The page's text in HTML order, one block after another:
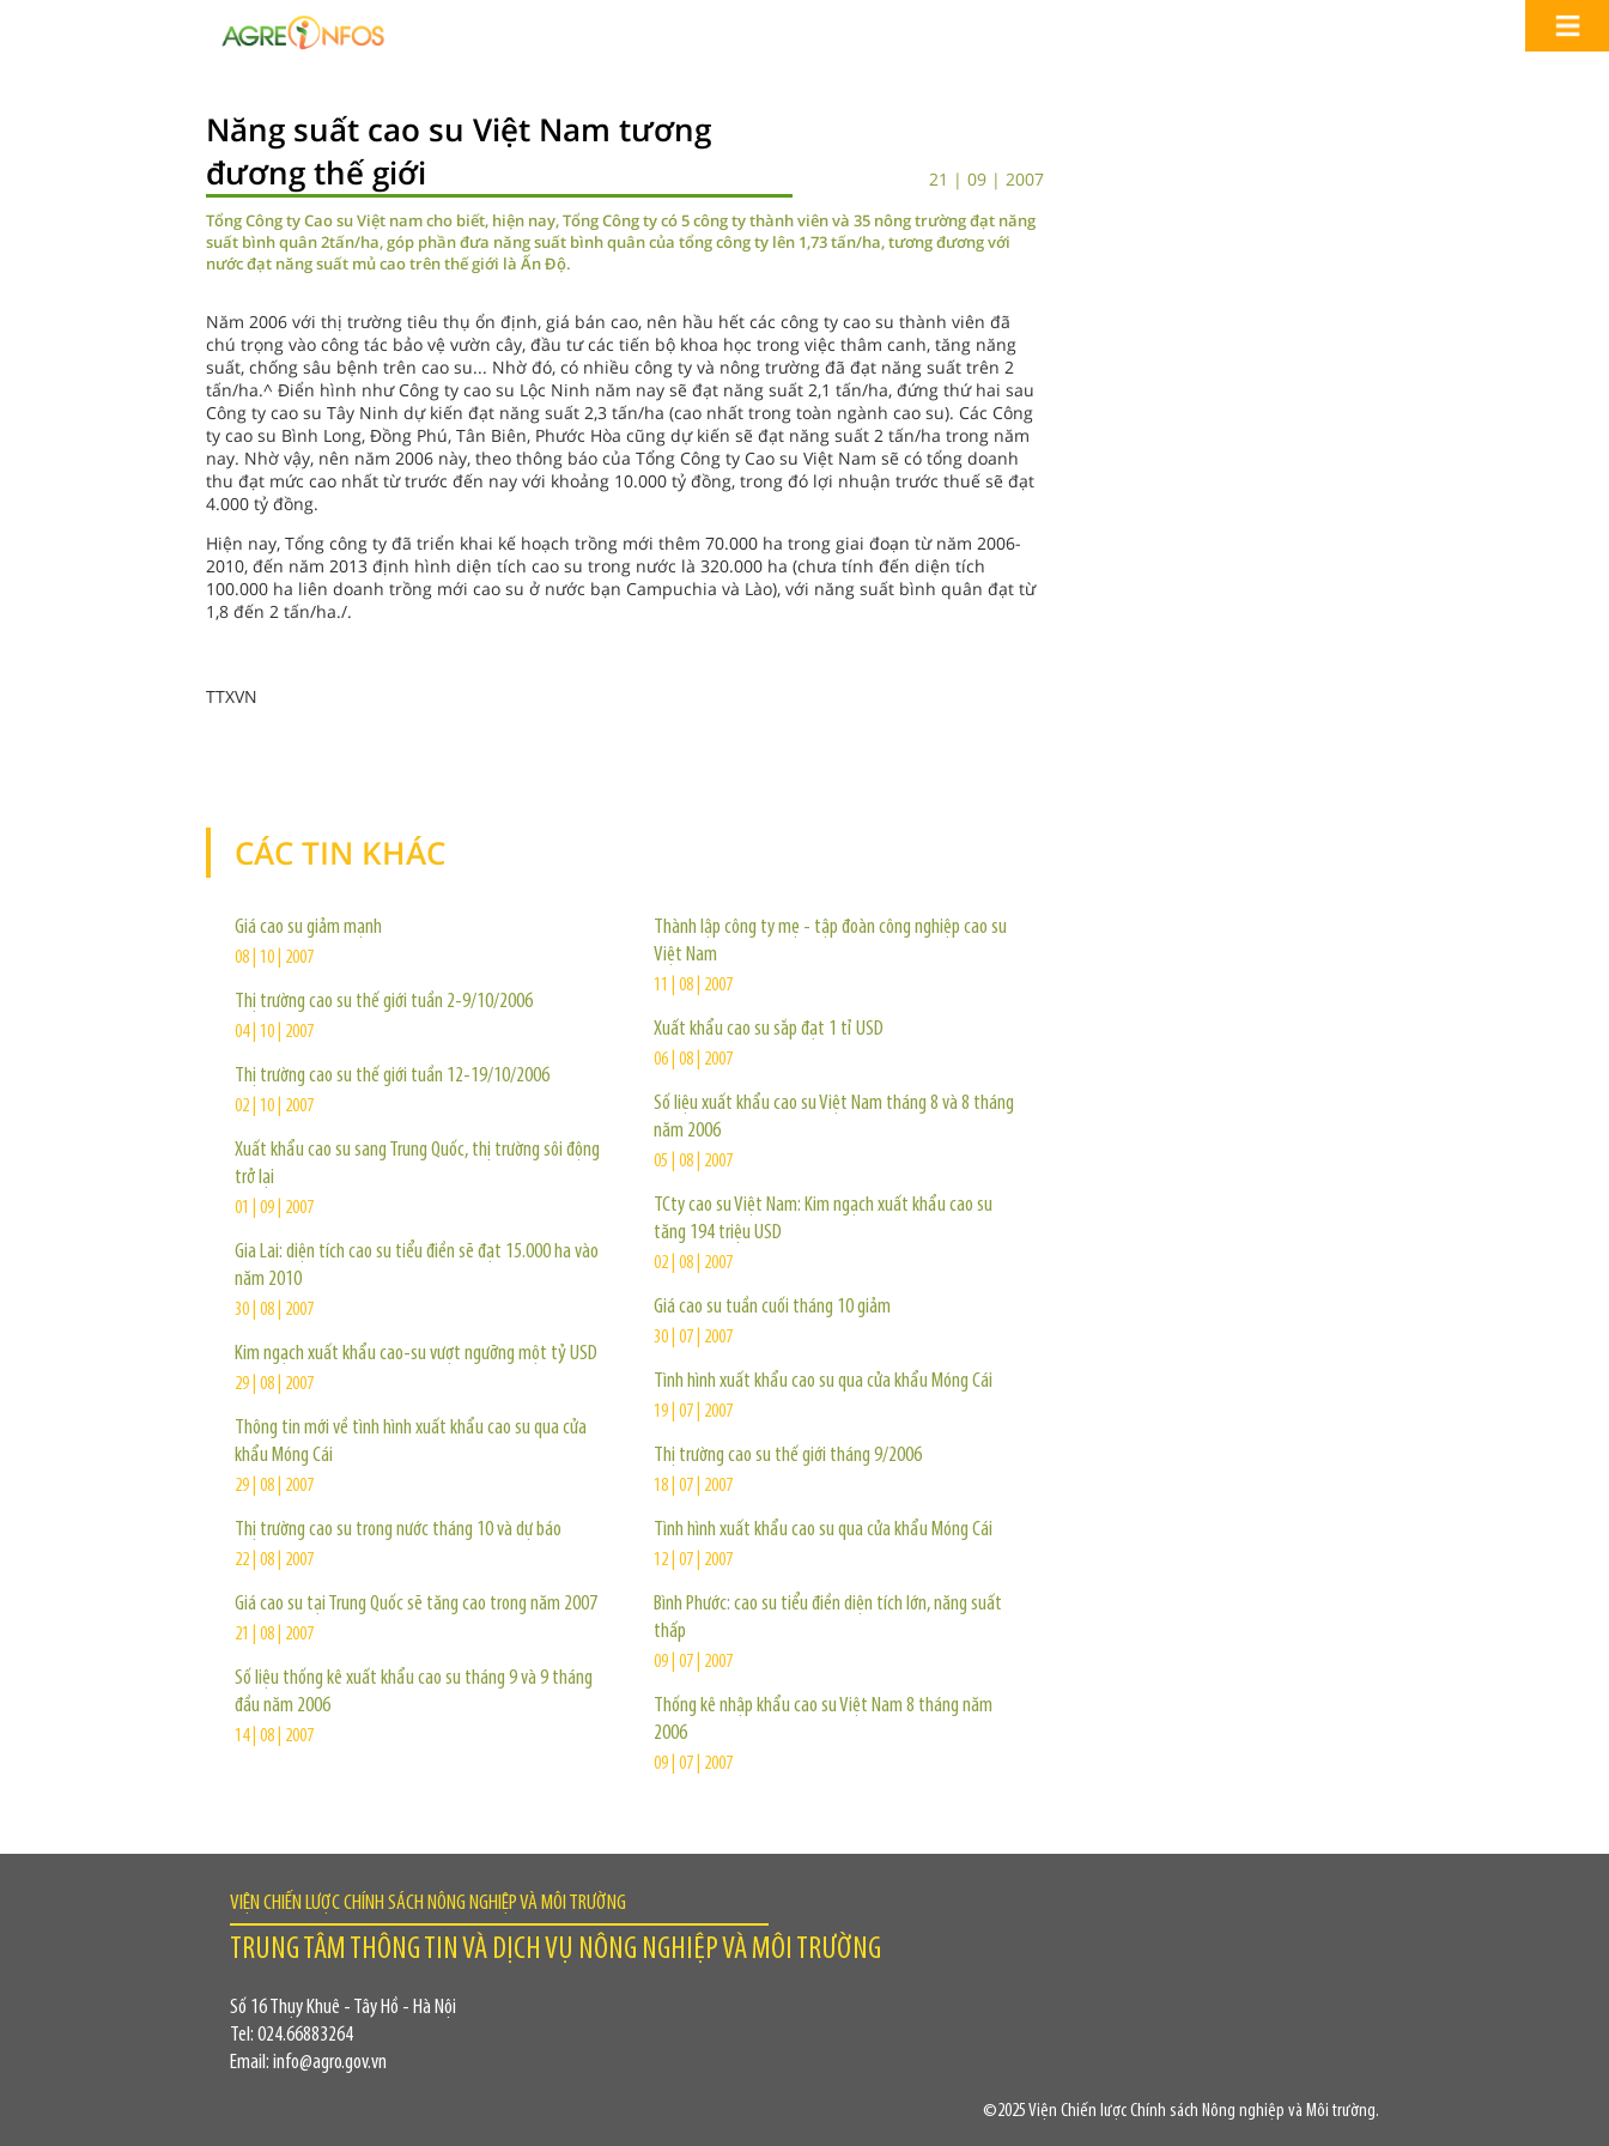
Năng suất cao su Việt Nam tương
đương thế giới
21 | 09 | 2007
Tổng Công ty Cao su Việt nam cho biết, hiện nay, Tổng Công ty có 5 công ty thành viên và 35 nông trường đạt năng
suất bình quân 2tấn/ha, góp phần đưa năng suất bình quân của tổng công ty lên 1,73 tấn/ha, tương đương với
nước đạt năng suất mủ cao trên thế giới là Ấn Độ.
Năm 2006 với thị trường tiêu thụ ổn định, giá bán cao, nên hầu hết các công ty cao su thành viên đã
chú trọng vào công tác bảo vệ vườn cây, đầu tư các tiến bộ khoa học trong việc thâm canh, tăng năng
suất, chống sâu bệnh trên cao su... Nhờ đó, có nhiều công ty và nông trường đã đạt năng suất trên 2
tấn/ha.^ Điển hình như Công ty cao su Lộc Ninh năm nay sẽ đạt năng suất 2,1 tấn/ha, đứng thứ hai sau
Công ty cao su Tây Ninh dự kiến đạt năng suất 2,3 tấn/ha (cao nhất trong toàn ngành cao su). Các Công
ty cao su Bình Long, Đồng Phú, Tân Biên, Phước Hòa cũng dự kiến sẽ đạt năng suất 2 tấn/ha trong năm
nay. Nhờ vậy, nên năm 2006 này, theo thông báo của Tổng Công ty Cao su Việt Nam sẽ có tổng doanh
thu đạt mức cao nhất từ trước đến nay với khoảng 10.000 tỷ đồng, trong đó lợi nhuận trước thuế sẽ đạt
4.000 tỷ đồng.
Hiện nay, Tổng công ty đã triển khai kế hoạch trồng mới thêm 70.000 ha trong giai đoạn từ năm 2006-
2010, đến năm 2013 định hình diện tích cao su trong nước là 320.000 ha (chưa tính đến diện tích
100.000 ha liên doanh trồng mới cao su ở nước bạn Campuchia và Lào), với năng suất bình quân đạt từ
1,8 đến 2 tấn/ha./.
TTXVN
CÁC TIN KHÁC
Giá cao su giảm mạnh
08 | 10 | 2007
Thị trường cao su thế giới tuần 2-9/10/2006
04 | 10 | 2007
Thị trường cao su thế giới tuần 12-19/10/2006
02 | 10 | 2007
Xuất khẩu cao su sang Trung Quốc, thị trường sôi động
trở lại
01 | 09 | 2007
Gia Lai: diện tích cao su tiểu điền sẽ đạt 15.000 ha vào
năm 2010
30 | 08 | 2007
Kim ngạch xuất khẩu cao-su vượt ngưỡng một tỷ USD
29 | 08 | 2007
Thông tin mới về tình hình xuất khẩu cao su qua cửa
khẩu Móng Cái
29 | 08 | 2007
Thị trường cao su trong nước tháng 10 và dự báo
22 | 08 | 2007
Giá cao su tại Trung Quốc sẽ tăng cao trong năm 2007
21 | 08 | 2007
Số liệu thống kê xuất khẩu cao su tháng 9 và 9 tháng
đầu năm 2006
14 | 08 | 2007
Thành lập công ty mẹ - tập đoàn công nghiệp cao su
Việt Nam
11 | 08 | 2007
Xuất khẩu cao su sắp đạt 1 tỉ USD
06 | 08 | 2007
Số liệu xuất khẩu cao su Việt Nam tháng 8 và 8 tháng
năm 2006
05 | 08 | 2007
TCty cao su Việt Nam: Kim ngạch xuất khẩu cao su
tăng 194 triệu USD
02 | 08 | 2007
Giá cao su tuần cuối tháng 10 giảm
30 | 07 | 2007
Tình hình xuất khẩu cao su qua cửa khẩu Móng Cái
19 | 07 | 2007
Thị trường cao su thế giới tháng 9/2006
18 | 07 | 2007
Tình hình xuất khẩu cao su qua cửa khẩu Móng Cái
12 | 07 | 2007
Bình Phước: cao su tiểu điền diện tích lớn, năng suất
thấp
09 | 07 | 2007
Thống kê nhập khẩu cao su Việt Nam 8 tháng năm
2006
09 | 07 | 2007
VIỆN CHIẾN LƯỢC CHÍNH SÁCH NÔNG NGHIỆP VÀ MÔI TRƯỜNG
TRUNG TÂM THÔNG TIN VÀ DỊCH VỤ NÔNG NGHIỆP VÀ MÔI TRƯỜNG
Số 16 Thụy Khuê - Tây Hồ - Hà Nội
Tel: 024.66883264
Email: info@agro.gov.vn
©2025 Viện Chiến lược Chính sách Nông nghiệp và Môi trường.